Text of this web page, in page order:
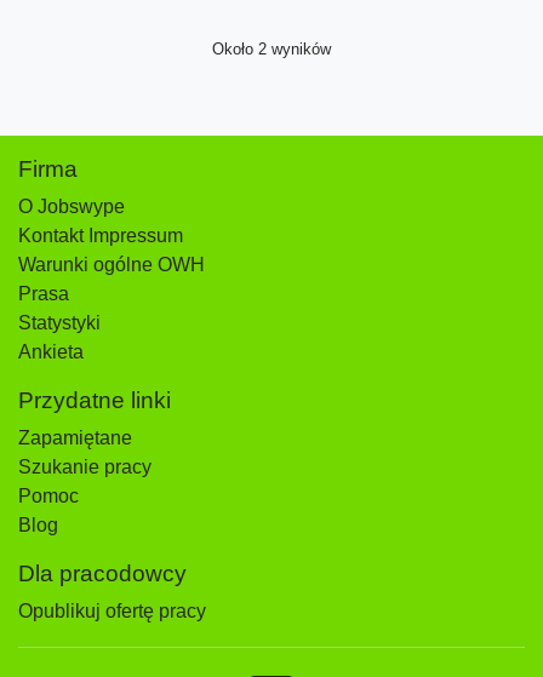
Około 2 wyników
Firma
O Jobswype
Kontakt Impressum
Warunki ogólne OWH
Prasa
Statystyki
Ankieta
Przydatne linki
Zapamiętane
Szukanie pracy
Pomoc
Blog
Dla pracodowcy
Opublikuj ofertę pracy